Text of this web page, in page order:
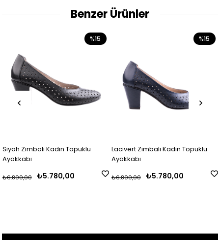
Benzer Ürünler
Siyah Zımbalı Kadın Topuklu
Ayakkabı
₺5.780,00
₺6.800,00
%15
Lacivert Zımbalı Kadın Topuklu
Ayakkabı
₺5.780,00
₺6.800,00
%15